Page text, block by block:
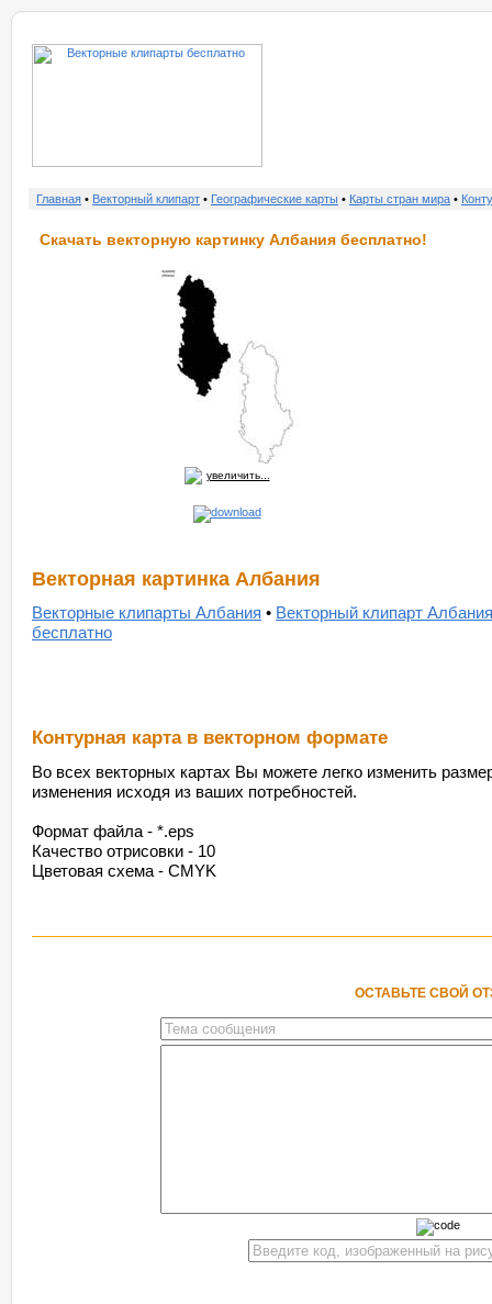
Главная • Векторный клипарт • Географические карты • Карты стран мира •
Скачать векторную картинку Албания бесплатно!
увеличить...
Векторная картинка Албания
Векторные клипарты Албания • Векторный клипарт Албания
бесплатно
Контурная карта в векторном формате
Во всех векторных картах Вы можете легко изменить
изменения исходя из ваших потребностей.
Формат файла - *.eps
Качество отрисовки - 10
Цветовая схема - CMYK
ОСТАВЬТЕ СВОЙ